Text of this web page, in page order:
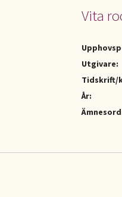
Vita
Utgivare:
Tidskrift/
År: